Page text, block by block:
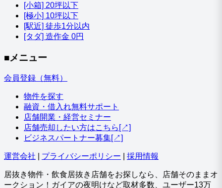
[小箱] 20坪以下
[極小] 10坪以下
[駅近] 徒歩1分以内
[タダ] 造作金 0円
■メニュー
会員登録（無料）
物件を探す
融資・借入れ無料サポート
店舗開業・経営セミナー
店舗売却したい方はこちら[↗]
ビジネスパートナー募集[↗]
運営会社 プライバシーポリシー 採用情報
居抜き物件・飲食居抜き店舗をお探しなら、店舗そのままオ
ークション！ガイアの夜明けなど取材多数、ユーザー13万